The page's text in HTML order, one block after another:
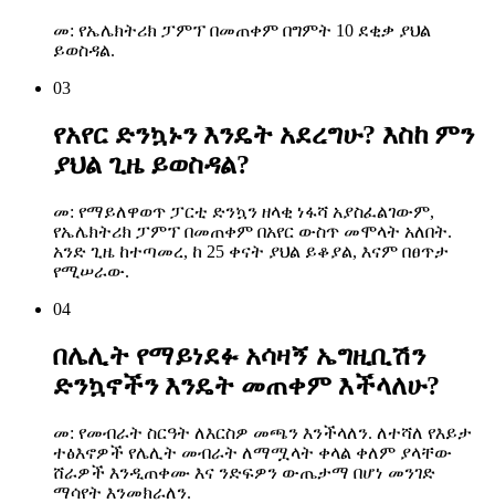
መ: የኤሌክትሪክ ፓምፕ በመጠቀም በግምት 10 ደቂቃ ያህል
ይወስዳል.
03
የአየር ድንኳኑን እንዴት አደረግሁ? እስከ ምን
ያህል ጊዜ ይወስዳል?
መ: የማይለዋወጥ ፓርቲ ድንኳን ዘላቂ ነፋሻ አያስፈልገውም,
የኤሌክትሪክ ፓምፕ በመጠቀም በአየር ውስጥ መሞላት አለበት.
አንድ ጊዜ ከተጣመረ, ከ 25 ቀናት ያህል ይቆያል, እናም በፀጥታ
የሚሠራው.
04
በሌሊት የማይነደፉ አሳዛኝ ኤግዚቢሽን
ድንኳኖችን እንዴት መጠቀም እችላለሁ?
መ: የመብራት ስርዓት ለእርስዎ መጫን እንችላለን. ለተሻለ የእይታ
ተፅእኖዎች የሌሊት መብራት ለማሟላት ቀላል ቀለም ያላቸው
ሸራዎች እንዲጠቀሙ እና ንድፍዎን ውጤታማ በሆነ መንገድ
ማሳየት እንመክራለን.